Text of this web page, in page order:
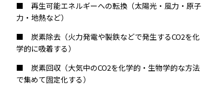
■ 再生可能エネルギーへの転換（太陽光・風力・原子
力・地熱など）
■ 炭素除去（火力発電や製鉄などで発生するCO2を化
学的に吸着する）
■ 炭素回収（大気中のCO2を化学的・生物学的な方法
で集めて固定化する）